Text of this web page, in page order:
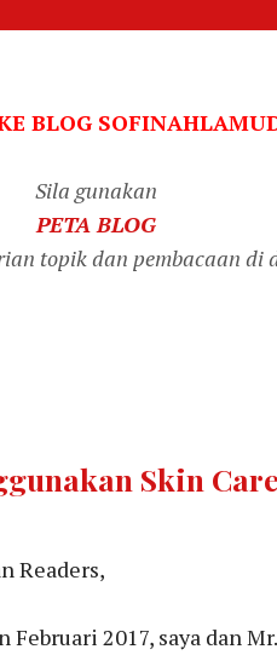
BLOG
Sila gunakan
PETA BLOG
topik dan pembacaan di
Skin
Readers,
2017, saya dan